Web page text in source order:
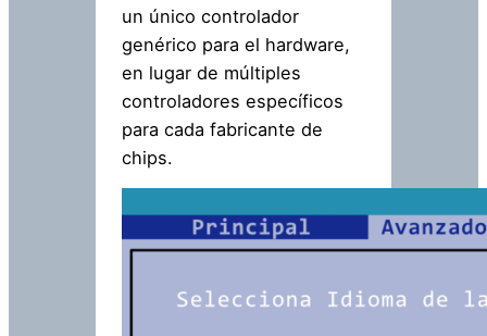
un único controlador
genérico para el hardware,
en lugar de múltiples
controladores específicos
para cada fabricante de
chips.